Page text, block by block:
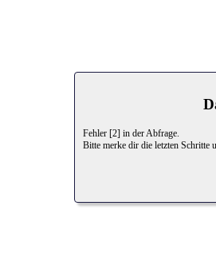
Fehler [2] in der Abfrage.
Bitte merke dir die letzten Schritte